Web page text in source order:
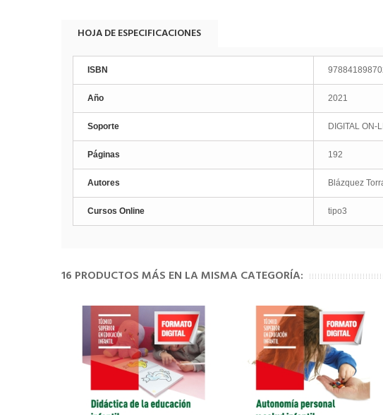
HOJA DE ESPECIFICACIONES
ISBN
Año 2021
Soporte DIGITAL ON-
Páginas 192
Autores Blázquez
Cursos Online tipo3
16 PRODUCTOS MÁS EN LA MISMA CATEGORÍA: